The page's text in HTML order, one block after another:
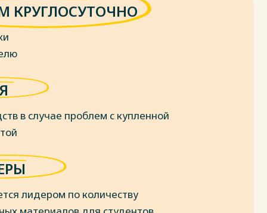
КРУГЛОСУТОЧНО
в случае проблем с купленной
лидером по количеству